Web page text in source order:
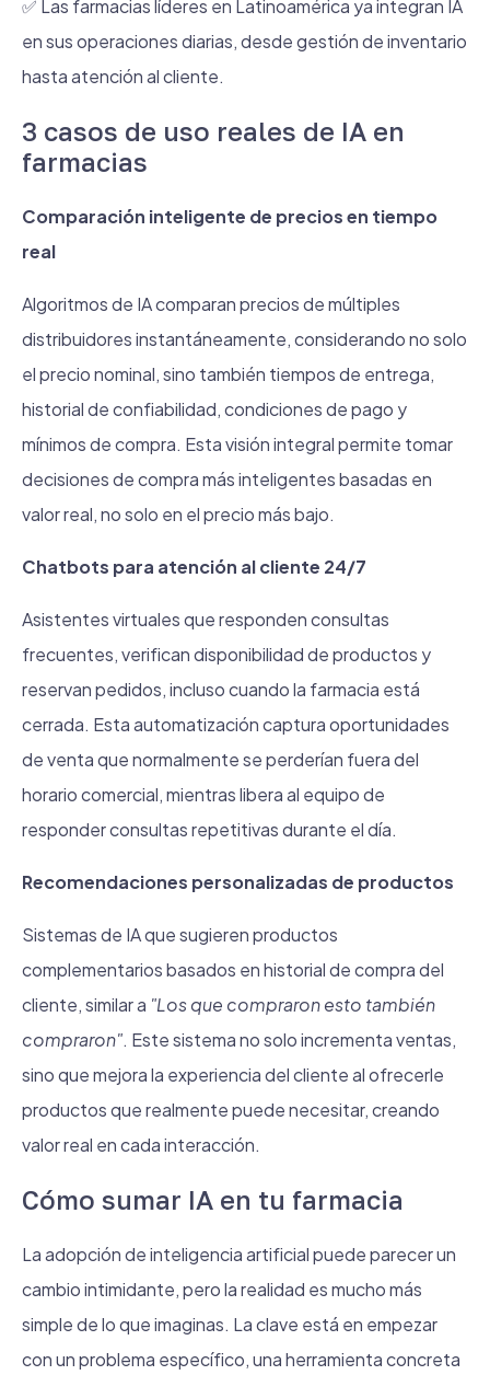
✅ Las farmacias líderes en Latinoamérica ya integran IA
en sus operaciones diarias, desde gestión de inventario
hasta atención al cliente.
3 casos de uso reales de IA en
farmacias
Comparación inteligente de precios en tiempo
real
Algoritmos de IA comparan precios de múltiples
distribuidores instantáneamente, considerando no solo
el precio nominal, sino también tiempos de entrega,
historial de confiabilidad, condiciones de pago y
mínimos de compra. Esta visión integral permite tomar
decisiones de compra más inteligentes basadas en
valor real, no solo en el precio más bajo.
Chatbots para atención al cliente 24/7
Asistentes virtuales que responden consultas
frecuentes, verifican disponibilidad de productos y
reservan pedidos, incluso cuando la farmacia está
cerrada. Esta automatización captura oportunidades
de venta que normalmente se perderían fuera del
horario comercial, mientras libera al equipo de
responder consultas repetitivas durante el día.
Recomendaciones personalizadas de productos
Sistemas de IA que sugieren productos
complementarios basados en historial de compra del
cliente, similar a "Los que compraron esto también
compraron". Este sistema no solo incrementa ventas,
sino que mejora la experiencia del cliente al ofrecerle
productos que realmente puede necesitar, creando
valor real en cada interacción.
Cómo sumar IA en tu farmacia
La adopción de inteligencia artificial puede parecer un
cambio intimidante, pero la realidad es mucho más
simple de lo que imaginas. La clave está en empezar
con un problema específico, una herramienta concreta